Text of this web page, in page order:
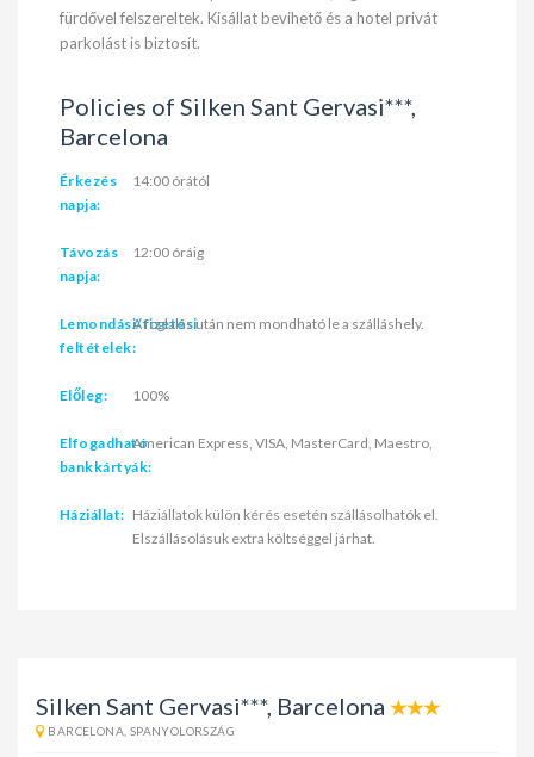
fürdővel felszereltek. Kisállat bevihető és a hotel privát
parkolást is biztosít.
Policies of Silken Sant Gervasi***,
Barcelona
Érkezés
napja:
14:00 órától
Távozás
napja:
12:00 óráig
Lemondási/fizetési
feltételek:
A foglalás után nem mondható le a szálláshely.
Előleg: 100%
Elfogadható
bankkártyák:
American Express, VISA, MasterCard, Maestro,
Háziállat: Háziállatok külön kérés esetén szállásolhatók el.
Elszállásolásuk extra költséggel járhat.
Silken Sant Gervasi***, Barcelona
BARCELONA, SPANYOLORSZÁG